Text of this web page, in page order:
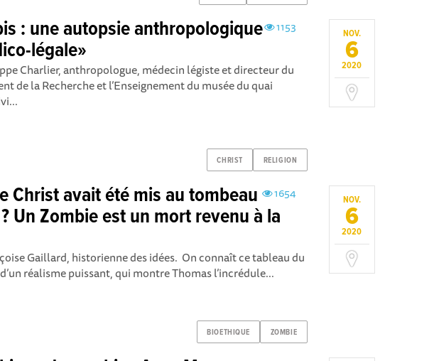
NOV.
6
2020
1153
: une autopsie anthropologique
légale»
Charlier, anthropologue, médecin légiste et directeur du
de la Recherche et l’Enseignement du musée du quai
CHRIST RELIGION
NOV.
6
2020
1654
Christ avait été mis au tombeau
Un Zombie est un mort revenu à la
Gaillard, historienne des idées. On connaît ce tableau du
réalisme puissant, qui montre Thomas l’incrédule...
BIOETHIQUE ZOMBIE